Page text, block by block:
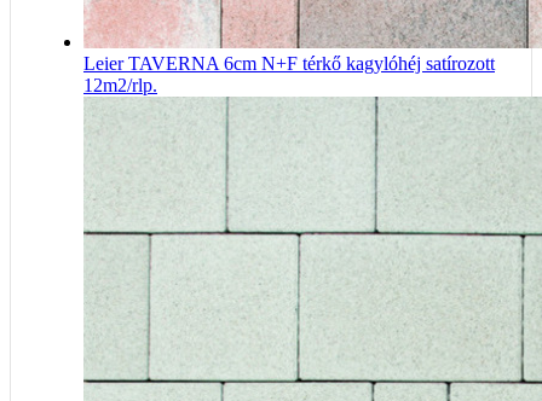
Leier TAVERNA 6cm N+F térkő kagylóhéj satírozott
12m2/rlp.